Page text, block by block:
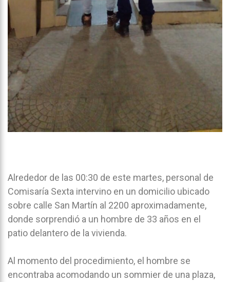
Alrededor de las 00:30 de este martes, personal de
Comisaría Sexta intervino en un domicilio ubicado
sobre calle San Martín al 2200 aproximadamente,
donde sorprendió a un hombre de 33 años en el
patio delantero de la vivienda.
Al momento del procedimiento, el hombre se
encontraba acomodando un sommier de una plaza,